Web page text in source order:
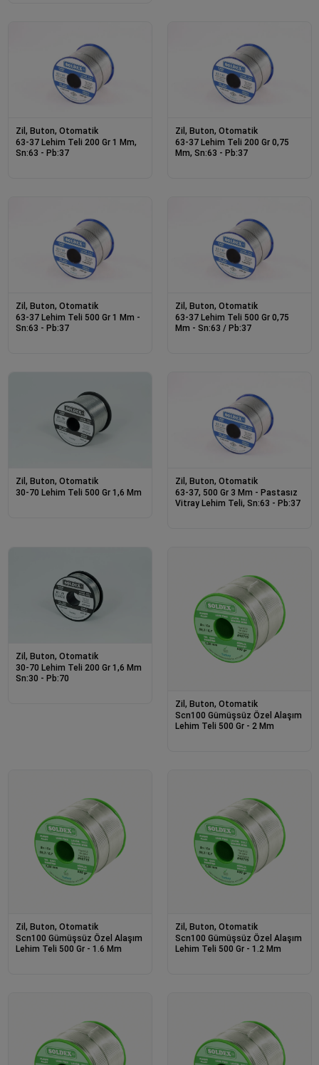
Zil, Buton, Otomatik
63-37 Lehim Teli 200 Gr 1 Mm,
Sn:63 - Pb:37
Zil, Buton, Otomatik
63-37 Lehim Teli 200 Gr 0,75
Mm, Sn:63 - Pb:37
Zil, Buton, Otomatik
63-37 Lehim Teli 500 Gr 1 Mm -
Sn:63 - Pb:37
Zil, Buton, Otomatik
63-37 Lehim Teli 500 Gr 0,75
Mm - Sn:63 / Pb:37
Zil, Buton, Otomatik
30-70 Lehim Teli 500 Gr 1,6 Mm
Zil, Buton, Otomatik
63-37, 500 Gr 3 Mm - Pastasız
Vitray Lehim Teli, Sn:63 - Pb:37
Zil, Buton, Otomatik
30-70 Lehim Teli 200 Gr 1,6 Mm
Sn:30 - Pb:70
Zil, Buton, Otomatik
Scn100 Gümüşsüz Özel Alaşım
Lehim Teli 500 Gr - 2 Mm
Zil, Buton, Otomatik
Scn100 Gümüşsüz Özel Alaşım
Lehim Teli 500 Gr - 1.6 Mm
Zil, Buton, Otomatik
Scn100 Gümüşsüz Özel Alaşım
Lehim Teli 500 Gr - 1.2 Mm